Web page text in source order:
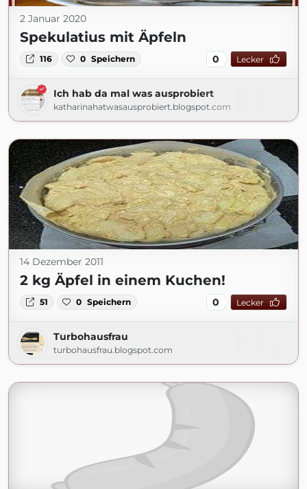
2 Januar 2020
Spekulatius mit Äpfeln
116 0 Speichern 0 Lecker
Ich hab da mal was ausprobiert
katharinahatwasausprobiert.blogspot.com
14 Dezember 2011
2 kg Äpfel in einem Kuchen!
51 0 Speichern 0 Lecker
Turbohausfrau
turbohausfrau.blogspot.com